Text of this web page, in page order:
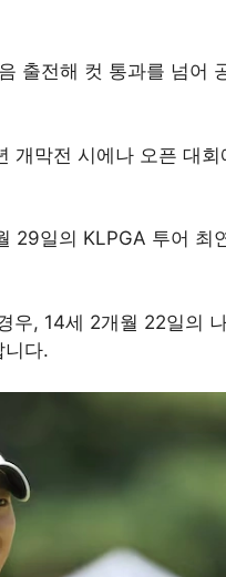
출전해 컷 통과를 넘어
개막전 시에나 오픈 대회
29일의 KLPGA 투어 최
우, 14세 2개월 22일의
다.